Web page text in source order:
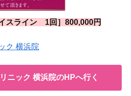
スライン 1回］800,000円
ク 横浜院
ニック 横浜院のHPへ行く